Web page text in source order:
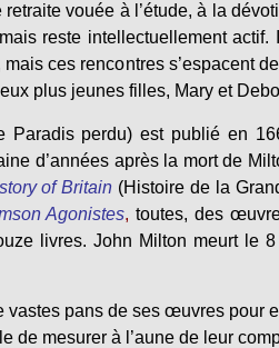
vouée à l’étude, à la
reste intellectuellement
ces rencontres s’espacent
plus jeunes filles, Mary et
Paradis perdu) est publié en
d’années après la mort de
of Britain (Histoire de la
Agonistes,toutes, des
livres. John Milton meurt le
pans de ses œuvres pour
de mesurer à l’aune de leur